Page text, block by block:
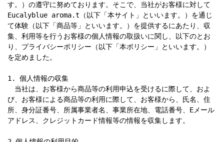
す。）の遵守に努めております。そこで、当社がお客様に対して
Eucalyblue aroma.t（以下「本サイト」といいます。）を通じ
て体験（以下「商品等」といいます。）を提供するにあたり、収
集、利用等を行うお客様の個人情報の取扱いに関し、以下のとお
り、プライバシーポリシー（以下「本ポリシー」といいます。）
を定めました。
1. 個人情報の収集
当社は、お客様から商品等の利用申込を受けるに際して、およ
び、お客様による商品等の利用に際して、お客様から、氏名、住
所、身分証番号、所属事業者名、事業所在地、電話番号、Eメール
アドレス、クレジットカード情報等の情報を収集します。